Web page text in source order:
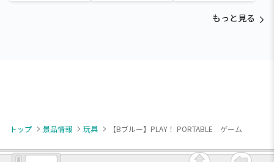
もっと見る
トップ 景品情報 玩具 【Bブルー】PLAY！ PORTABLE ゲーム